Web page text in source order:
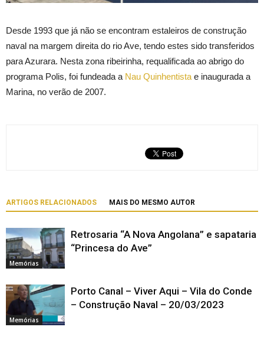
Desde 1993 que já não se encontram estaleiros de construção
naval na margem direita do rio Ave, tendo estes sido transferidos
para Azurara. Nesta zona ribeirinha, requalificada ao abrigo do
programa Polis, foi fundeada a Nau Quinhentista e inaugurada a
Marina, no verão de 2007.
ARTIGOS RELACIONADOS MAIS DO MESMO AUTOR
Memórias
Retrosaria “A Nova Angolana” e sapataria
“Princesa do Ave”
Memórias
Porto Canal – Viver Aqui – Vila do Conde
– Construção Naval – 20/03/2023